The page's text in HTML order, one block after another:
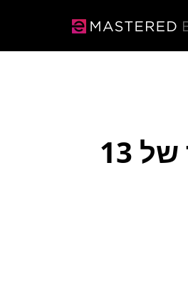
13 חבילות המדגם הטובות ביותר של Lo-Fi: אפשרויות בחינם